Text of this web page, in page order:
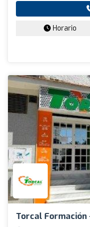
Horario
Torcal